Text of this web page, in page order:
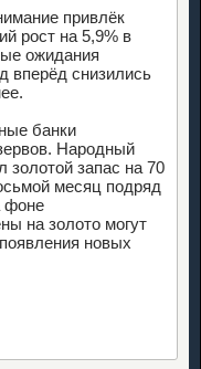
привлёк
рост на 5,9% в
ожидания
вперёд снизились
банки
Народный
золотой запас на 70
месяц подряд
фоне
на золото могут
новых